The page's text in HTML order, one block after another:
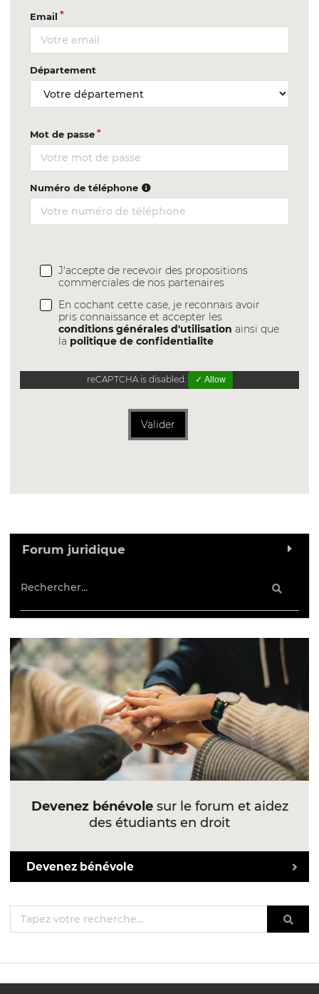
Email
Département
Mot de passe
Numéro de téléphone
J'accepte de recevoir des propositions
commerciales de nos partenaires
En cochant cette case, je reconnais avoir
pris connaissance et accepter les
conditions générales d'utilisation ainsi que
la politique de confidentialite
reCAPTCHA is disabled. ✓ Allow
Valider
Forum juridique
Devenez bénévolesur le forum et aidez
des étudiants en droit
Devenez bénévole